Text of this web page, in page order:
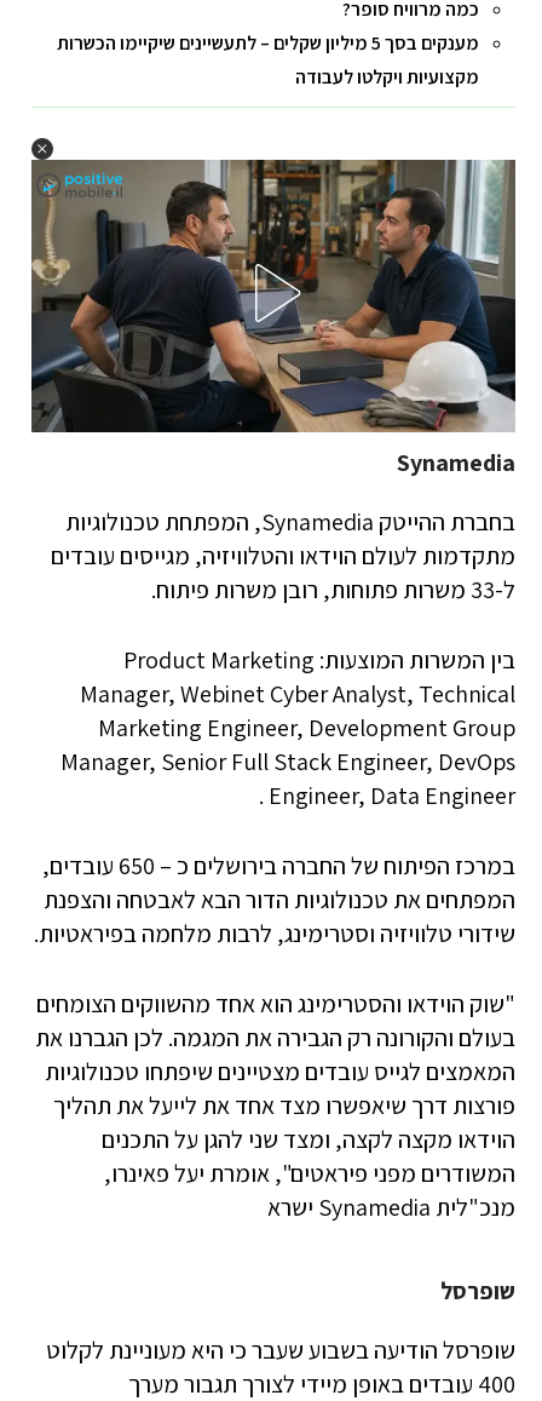
כמה מרוויח סופר?
מענקים בסך 5 מיליון שקלים – לתעשיינים שיקיימו הכשרות
מקצועיות ויקלטו לעבודה
Synamedia
בחברת ההייטק Synamedia, המפתחת טכנולוגיות
מתקדמות לעולם הוידאו והטלוויזיה, מגייסים עובדים
ל-33 משרות פתוחות, רובן משרות פיתוח.
בין המשרות המוצעות: Product Marketing
Manager, Webinet Cyber Analyst, Technical
Marketing Engineer, Development Group
Manager, Senior Full Stack Engineer, DevOps
Engineer, Data Engineer .
במרכז הפיתוח של החברה בירושלים כ – 650 עובדים,
המפתחים את טכנולוגיות הדור הבא לאבטחה והצפנת
שידורי טלוויזיה וסטרימינג, לרבות מלחמה בפיראטיות.
"שוק הוידאו והסטרימינג הוא אחד מהשווקים הצומחים
בעולם והקורונה רק הגבירה את המגמה. לכן הגברנו את
המאמצים לגייס עובדים מצטיינים שיפתחו טכנולוגיות
פורצות דרך שיאפשרו מצד אחד את לייעל את תהליך
הוידאו מקצה לקצה, ומצד שני להגן על התכנים
המשודרים מפני פיראטים", אומרת יעל פאינרו,
מנכ"לית Synamedia ישרא
שופרסל
שופרסל הודיעה בשבוע שעבר כי היא מעוניינת לקלוט
400 עובדים באופן מיידי לצורך תגבור מערך